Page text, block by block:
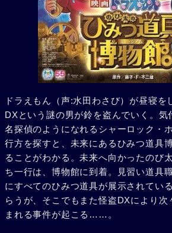
ドラえもん（声:水田わさび）が昼寝を
DXという謎の男が鈴を盗んでいく。気
名探偵のようになれるシャーロック・
行方を探すと、未来にあるひみつ道具
ることがわかる。未来へ向かったのび
ち一行は、博物館に到着。見習い道具
にすべてのひみつ道具が展示されてい
らうが、そこでもまた怪盗DXにより次
まれる事件が起こる……。